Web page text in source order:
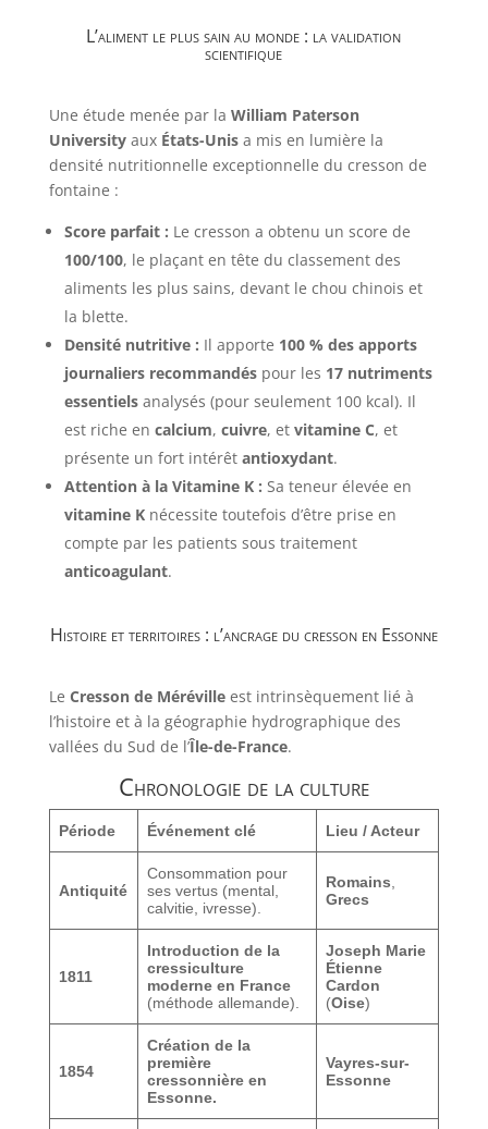
L’aliment le plus sain au monde : la validation
scientifique
Une étude menée par la William Paterson
Universityaux États-Unisa mis en lumière la
densité nutritionnelle exceptionnelle du cresson de
fontaine :
Score parfait : Le cresson a obtenu un score de
100/100, le plaçant en tête du classement des
aliments les plus sains, devant le chou chinois et
la blette.
Densité nutritive : Il apporte 100 % des apports
journaliers recommandéspour les 17 nutriments
essentielsanalysés (pour seulement 100 kcal). Il
est riche en calcium, cuivre, et vitamine C, et
présente un fort intérêt antioxydant.
Attention à la Vitamine K : Sa teneur élevée en
vitamine Knécessite toutefois d’être prise en
compte par les patients sous traitement
anticoagulant.
Histoire et territoires : l’ancrage du cresson en Essonne
Le Cresson de Mérévilleest intrinsèquement lié à
l’histoire et à la géographie hydrographique des
vallées du Sud de l’Île-de-France.
Chronologie de la culture
Période Événement clé Lieu / Acteur
Antiquité
Consommation pour
ses vertus (mental,
calvitie, ivresse).
Romains
Grecs
1811
Introduction de la
cressiculture
moderne en France
(méthode allemande).
Joseph Marie
Étienne
Cardon
(Oise)
1854
Création de la
première
cressonnière en
Essonne.
Vayres-sur-
Essonne